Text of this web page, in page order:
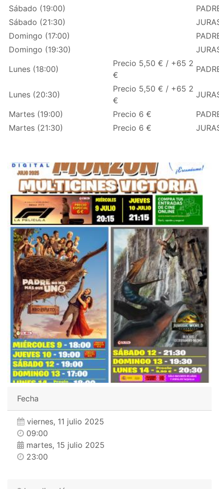
Sábado (19:00)
Sábado (21:30)
Domingo (17:00)
Domingo (19:30)
Lunes (18:00)
Precio 5,50 € / +65 2
€
Lunes (20:30)
Precio 5,50 € / +65 2
€
Martes (19:00)
Precio 6 €
Martes (21:30)
Precio 6 €
Fecha
viernes, 11 julio 2025
09:00
martes, 15 julio 2025
23:00